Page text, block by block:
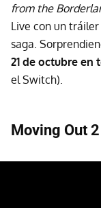
from the
Live con un
saga.
21 de octubre en
el Switch).
Moving Out 2